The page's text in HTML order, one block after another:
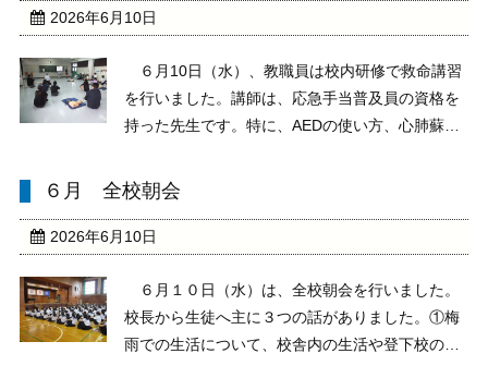
2026年6月10日
６月10日（水）、教職員は校内研修で救命講習
を行いました。講師は、応急手当普及員の資格を
持った先生です。特に、AEDの使い方、心肺蘇生
き、AEDを適切に使用できるよう、これからも研
６月 全校朝会
2026年6月10日
６月１０日（水）は、全校朝会を行いました。
校長から生徒へ主に３つの話がありました。①梅
雨での生活について、校舎内の生活や登下校の交